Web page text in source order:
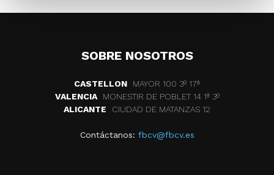
SOBRE NOSOTROS
CASTELLON
MAYOR 100 3º 17ª
VALENCIA
MONESTIR DE POBLET 14 1ª 3º
ALICANTE
CIUDAD DE MATANZAS 12
Contáctanos: fbcv@fbcv.es